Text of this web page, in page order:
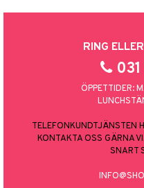
RING
031
ÖPPETTIDER:
TELEFONKUNDTJÄNSTEN
KONTAKTA OSS GÄRNA
SNART